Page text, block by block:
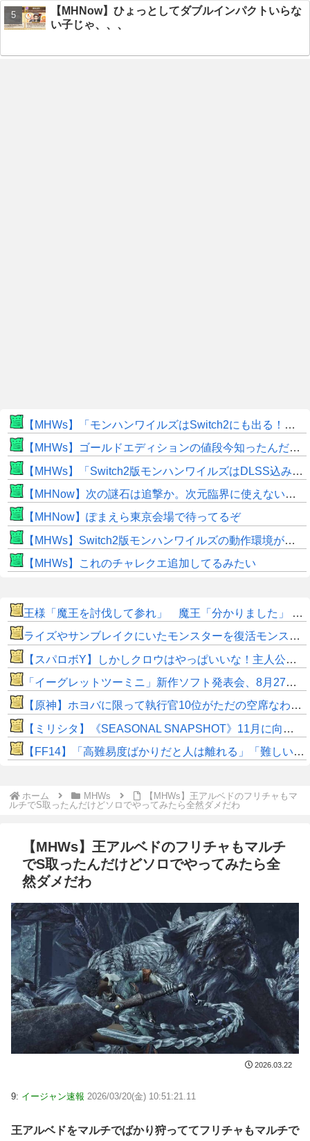
【MHNow】ひょっとしてダブルインパクトいらな
い子じゃ、、、
【MHWs】「モンハンワイルズはSwitch2にも出る！」👈こいつにかけたい言葉ｗｗｗｗｗｗｗｗｗ
【MHWs】ゴールドエディションの値段今知ったんだけどやっっっっっっすwwwww
【MHWs】「Switch2版モンハンワイルズはDLSS込みで最大1440p動作」
【MHNow】次の謎石は追撃か。次元臨界に使えない時点で闘気活性以下のスキルだわ
【MHNow】ぽまえら東京会場で待ってるぞ
【MHWs】Switch2版モンハンワイルズの動作環境が判明！
【MHWs】これのチャレクエ追加してるみたい
王様「魔王を討伐して参れ」 魔王「分かりました」 後編
ライズやサンブレイクにいたモンスターを復活モンスターと呼ぶのはやめよう
【スパロボY】しかしクロウはやっぱいいな！主人公として魅力的すぎる…！
「イーグレットツーミニ」新作ソフト発表会、8月27日に配信へ！
【原神】ホヨバに限って執行官10位がただの空席なわけない！
【ミリシタ】《SEASONAL SNAPSHOT》11月に向けて音無小鳥、青羽美咲が登場!!「勤労感謝」をイメージしたグッズが受注開始!!
​【FF14】「高難易度ばかりだと人は離れる」「難しいのも大事！」←このエオルゼアの未解決問題、大先輩であるWorld of Warcraftはどうしてる？
ホーム MHWs
【MHWs】王アルベドのフリチャもマ
ルチでS取ったんだけどソロでやってみたら全然ダメだわ
【MHWs】王アルベドのフリチャもマルチ
でS取ったんだけどソロでやってみたら全
然ダメだわ
2026.03.22
9: イージャン速報 2026/03/20(金) 10:51:21.11
王アルベドをマルチでばかり狩っててフリチャもマルチで